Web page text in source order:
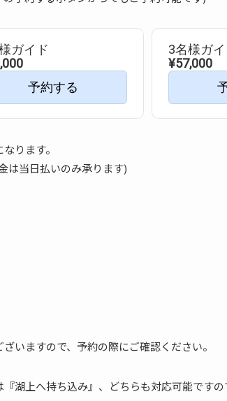
ガイド
予約する
3名様ガ
¥57,000
なります。
は当日払いのみ承ります)
いますので、予約の際にご確認ください。
湖上へ持ち込み』、どちらも対応可能です